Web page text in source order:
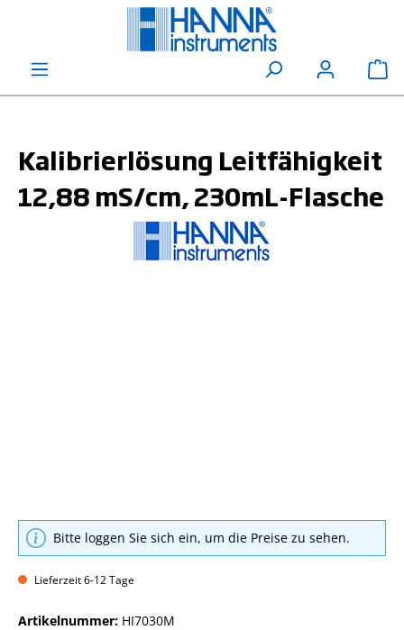
Kalibrierlösung Leitfähigkeit
12,88 mS/cm, 230mL-Flasche
Bitte loggen Sie sich ein, um die Preise zu sehen.
Lieferzeit 6-12 Tage
Artikelnummer: HI7030M